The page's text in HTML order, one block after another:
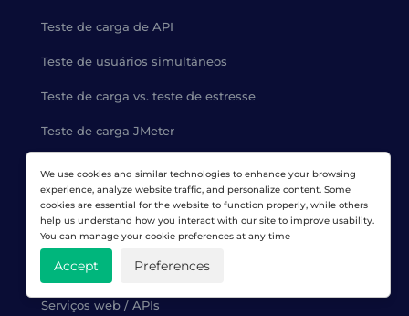
Teste de carga de API
Teste de usuários simultâneos
Teste de carga vs. teste de estresse
Teste de carga JMeter
PRODUTOS
Sites
Aplicações web
Serviços web / APIs
We use cookies and similar technologies to enhance your browsing
experience, analyze website traffic, and personalize content. Some
cookies are essential for the website to function properly, while others
help us understand how you interact with our site to improve usability.
You can manage your cookie preferences at any time
Accept Preferences